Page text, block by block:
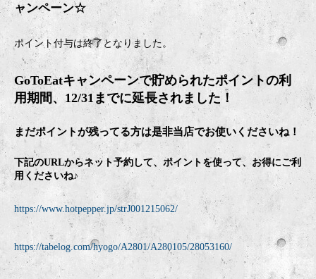
ャンペーン☆
ポイント付与は終了となりました。
GoToEatキャンペーンで貯められたポイントの利
用期間、12/31までに延長されました！
まだポイントが残ってる方は是非当店でお使いくださいね！
下記のURLからネット予約して、ポイントを使って、お得にご利
用くださいね♪
https://www.hotpepper.jp/strJ001215062/
https://tabelog.com/hyogo/A2801/A280105/28053160/